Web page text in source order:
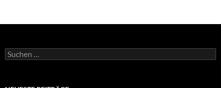
Suchen
nach: